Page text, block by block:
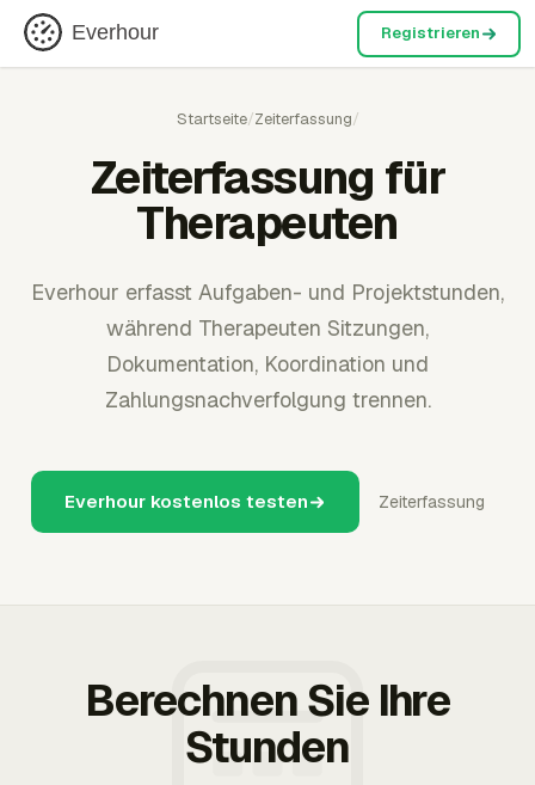
Everhour Registrieren
Startseite/Zeiterfassung/
Zeiterfassung für
Therapeuten
Everhour erfasst Aufgaben- und Projektstunden,
während Therapeuten Sitzungen,
Dokumentation, Koordination und
Zahlungsnachverfolgung trennen.
Everhour kostenlos testen Zeiterfassung
Berechnen Sie Ihre
Stunden